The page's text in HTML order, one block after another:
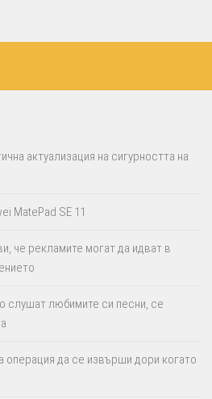
актуализация на сигурността на
MatePad SE 11
че рекламите могат да идват в
слушат любимите си песни, се
операция да се извърши дори когато